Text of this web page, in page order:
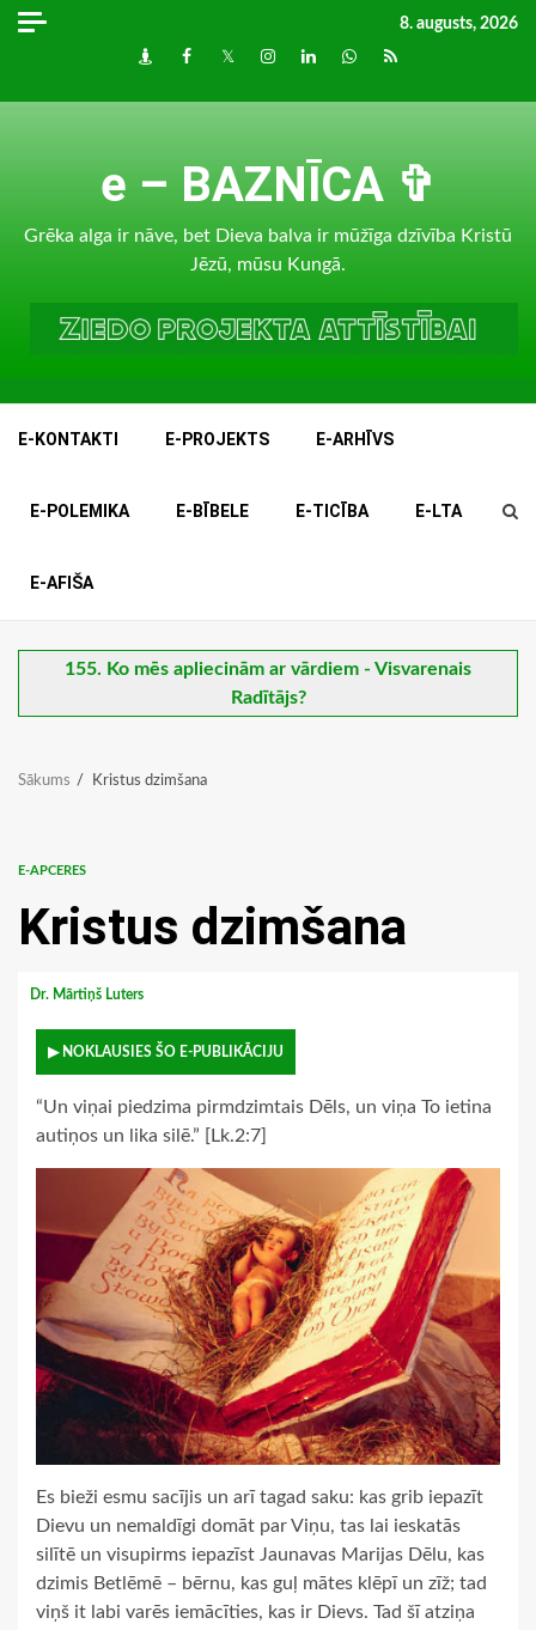
Skip
8. augusts, 2026
DraugiemFacebook
TwitterInstagram
LinkedInwhatsapp
RSS
e – BAZNĪCA ✞
Grēka alga ir nāve, bet Dieva balva ir mūžīga dzīvība Kristū
Jēzū, mūsu Kungā.
E-KONTAKTI E-PROJEKTS E-ARHĪVS
E-POLEMIKA E-BĪBELE E-TICĪBA E-LTA
E-AFIŠA
155. Ko mēs apliecinām ar vārdiem - Visvarenais
Radītājs?
Sākums Kristus dzimšana
E-APCERES
Kristus dzimšana
Dr. Mārtiņš Luters
▶ NOKLAUSIES ŠO E-PUBLIKĀCIJU
“Un viņai piedzima pirmdzimtais Dēls, un viņa To ietina
autiņos un lika silē.” [Lk.2:7]
Es bieži esmu sacījis un arī tagad saku: kas grib iepazīt
Dievu un nemaldīgi domāt par Viņu, tas lai ieskatās
silītē un visupirms iepazīst Jaunavas Marijas Dēlu, kas
dzimis Betlēmē – bērnu, kas guļ mātes klēpī un zīž; tad
viņš it labi varēs iemācīties, kas ir Dievs. Tad šī atziņa